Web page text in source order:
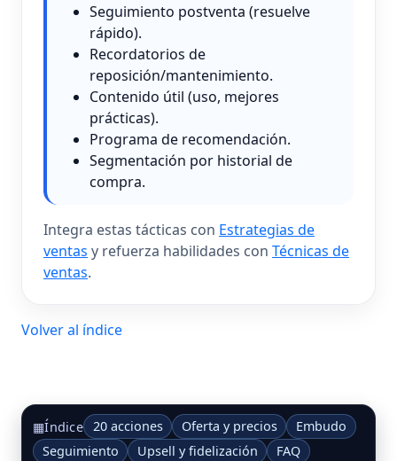
Seguimiento postventa (resuelve
rápido).
Recordatorios de
reposición/mantenimiento.
Contenido útil (uso, mejores
prácticas).
Programa de recomendación.
Segmentación por historial de
compra.
Integra estas tácticas con Estrategias de
ventas y refuerza habilidades con Técnicas de
ventas.
Volver al índice
▦Índice 20 acciones Oferta y precios
Embudo
Seguimiento
Upsell y fidelización FAQ